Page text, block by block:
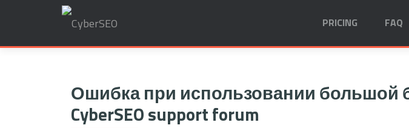
PRICING FAQ
Ошибка при использовании большой
CyberSEO support forum